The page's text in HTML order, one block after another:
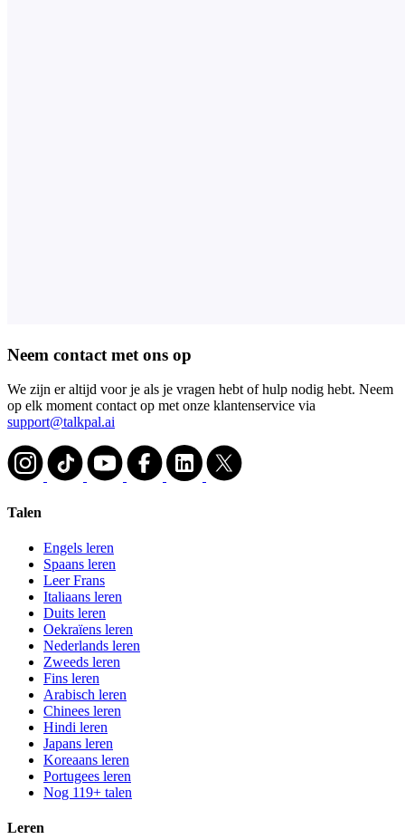
Neem contact met ons op
We zijn er altijd voor je als je vragen hebt of hulp nodig hebt. Neem
op elk moment contact op met onze klantenservice via
support@talkpal.ai
Talen
Engels leren
Spaans leren
Leer Frans
Italiaans leren
Duits leren
Oekraïens leren
Nederlands leren
Zweeds leren
Fins leren
Arabisch leren
Chinees leren
Hindi leren
Japans leren
Koreaans leren
Portugees leren
Nog 119+ talen
Leren